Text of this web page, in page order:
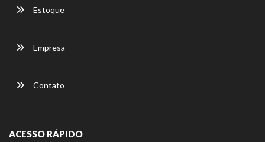
Estoque
Empresa
Contato
ACESSO RÁPIDO